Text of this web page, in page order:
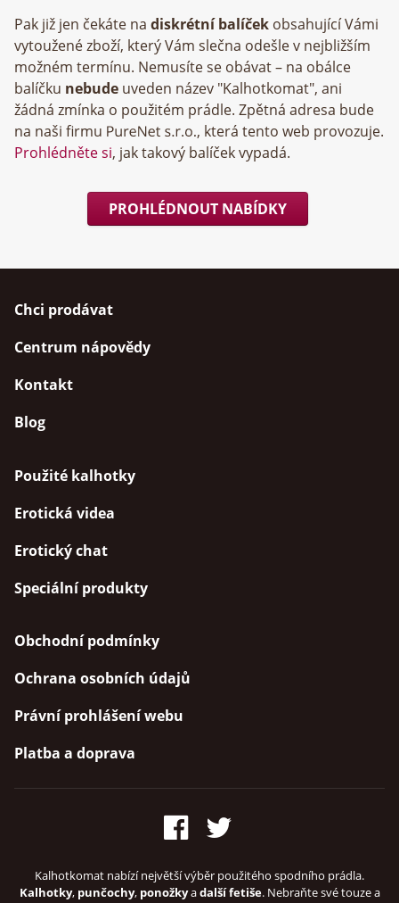
Pak již jen čekáte na diskrétní balíček obsahující Vámi
vytoužené zboží, který Vám slečna odešle v nejbližším
možném termínu. Nemusíte se obávat – na obálce
balíčku nebude uveden název "Kalhotkomat", ani
žádná zmínka o použitém prádle. Zpětná adresa bude
na naši firmu
, která tento web provozuje.
Prohlédněte si, jak takový balíček vypadá.
PROHLÉDNOUT NABÍDKY
Chci prodávat
Centrum nápovědy
Kontakt
Blog
Použité kalhotky
Erotická videa
Erotický chat
Speciální produkty
Obchodní podmínky
Ochrana osobních údajů
Právní prohlášení webu
Platba a doprava
Kalhotkomat nabízí největší výběr použitého spodního prádla.
Kalhotky, punčochy, ponožkyadalší fetiše. Nebraňte své touze a